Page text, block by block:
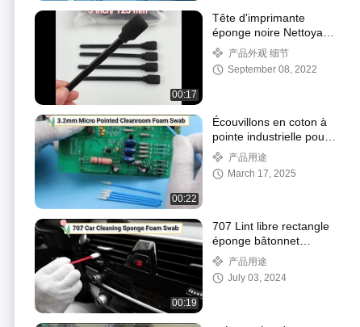
00:17
Tête d'imprimante
éponge noire Nettoyage
du tamis de nettoyage
de la poussière de
voiture
产品外观 细节
September 08, 2022
00:22
Écouvillons en coton à
pointe industrielle pour
semi-conducteurs
产品用途
March 17, 2025
00:19
707 Lint libre rectangle
éponge bâtonnet
d'imprimante mousse
écouvillons de
nettoyage avec poignée
产品用途
July 03, 2024